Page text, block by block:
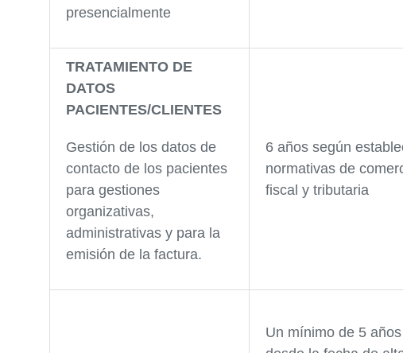
presencialmente
TRATAMIENTO DE
DATOS
PACIENTES/CLIENTES
Gestión de los datos de
contacto de los pacientes
para gestiones
organizativas,
administrativas y para la
emisión de la factura.
6 años según
normativas de
fiscal y tributaria
Un mínimo de 5 años